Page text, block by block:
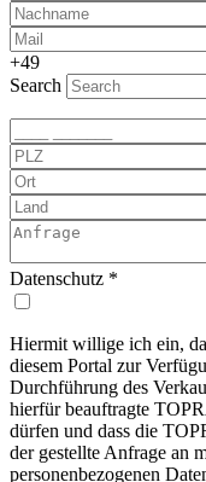
+49
Search
Datenschutz *
Hiermit willige ich ein,
diesem Portal zur
Durchführung des
hierfür beauftragte
dürfen und dass die
der gestellte Anfrage an
personenbezogenen